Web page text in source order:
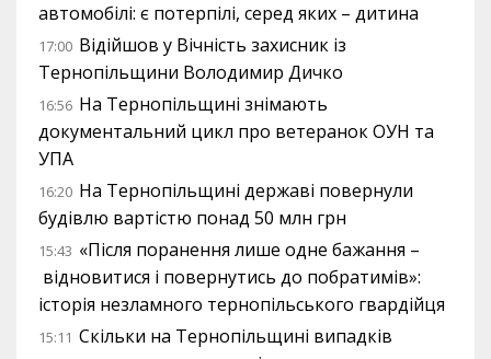
автомобілі: є потерпілі, серед яких – дитина
17:00 Відійшов у Вічність захисник із
Тернопільщини Володимир Дичко
16:56 На Тернопільщині знімають
документальний цикл про ветеранок ОУН та
УПА
16:20 На Тернопільщині державі повернули
будівлю вартістю понад 50 млн грн
15:43 «Після поранення лише одне бажання –
відновитися і повернутись до побратимів»:
історія незламного тернопільського гвардійця
15:11 Скільки на Тернопільщині випадків